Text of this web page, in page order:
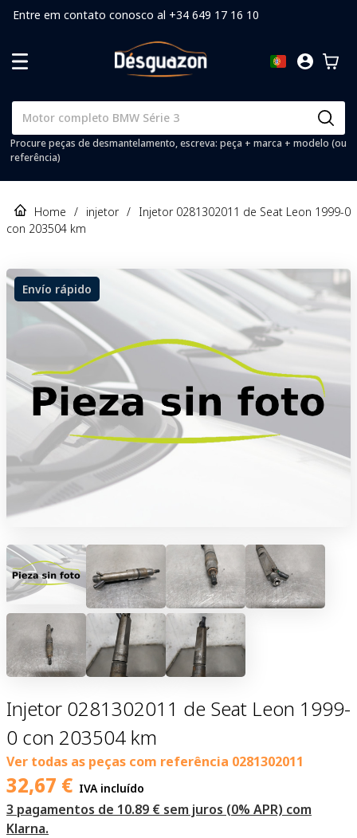
Entre em contato conosco al +34 649 17 16 10
Procure peças de desmantelamento, escreva: peça + marca + modelo (ou
referência)
Home / injetor / Injetor 0281302011 de Seat Leon 1999-0
con 203504 km
Envío rápido
Injetor 0281302011 de Seat Leon 1999-
0 con 203504 km
Ver todas as peças com referência 0281302011
32,67 € IVA incluído
3 pagamentos de 10.89 € sem juros (0% APR) com
Klarna.